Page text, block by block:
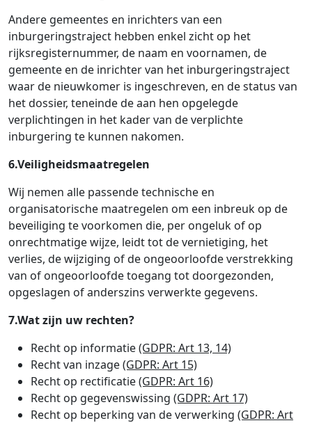
Andere gemeentes en inrichters van een
inburgeringstraject hebben enkel zicht op het
rijksregisternummer, de naam en voornamen, de
gemeente en de inrichter van het inburgeringstraject
waar de nieuwkomer is ingeschreven, en de status van
het dossier, teneinde de aan hen opgelegde
verplichtingen in het kader van de verplichte
inburgering te kunnen nakomen.
6.Veiligheidsmaatregelen
Wij nemen alle passende technische en
organisatorische maatregelen om een inbreuk op de
beveiliging te voorkomen die, per ongeluk of op
onrechtmatige wijze, leidt tot de vernietiging, het
verlies, de wijziging of de ongeoorloofde verstrekking
van of ongeoorloofde toegang tot doorgezonden,
opgeslagen of anderszins verwerkte gegevens.
7.Wat zijn uw rechten?
Recht op informatie(GDPR: Art 13, 14)
Recht van inzage(GDPR: Art 15)
Recht op rectificatie(GDPR: Art 16)
Recht op gegevenswissing (GDPR: Art 17)
Recht op beperking van de verwerking (GDPR: Art